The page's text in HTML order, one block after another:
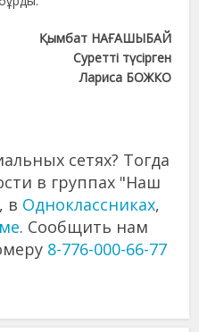
Қымбат НАҒАШЫБАЙ
Суретті түсірген
Лариса БОЖКО
сетях? Тогда
в группах "Наш
, в Одноклассниках,
. Сообщить нам
8-776-000-66-77